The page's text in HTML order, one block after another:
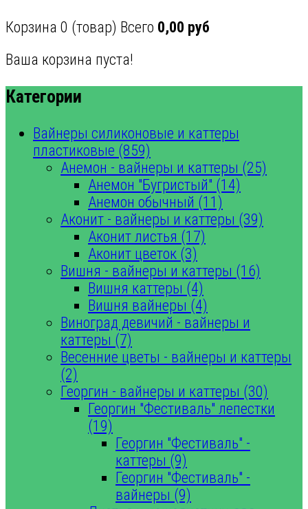
Корзина 0 (товар) Всего 0,00 руб
Ваша корзина пуста!
Категории
Вайнеры силиконовые и каттеры
пластиковые (859)
Анемон - вайнеры и каттеры (25)
Анемон "Бугристый" (14)
Анемон обычный (11)
Аконит - вайнеры и каттеры (39)
Аконит листья (17)
Аконит цветок (3)
Вишня - вайнеры и каттеры (16)
Вишня каттеры (4)
Вишня вайнеры (4)
Виноград девичий - вайнеры и
каттеры (7)
Весенние цветы - вайнеры и каттеры
(2)
Георгин - вайнеры и каттеры (30)
Георгин "Фестиваль" лепестки
(19)
Георгин "Фестиваль" -
каттеры (9)
Георгин "Фестиваль" -
вайнеры (9)